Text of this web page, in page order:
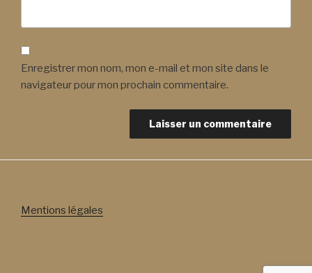
Enregistrer mon nom, mon e-mail et mon site dans le
navigateur pour mon prochain commentaire.
Mentions légales